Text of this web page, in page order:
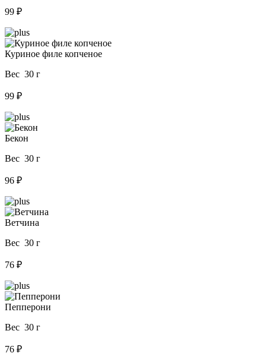
99 ₽
Куриное филе копченое
Вес 30 г
99 ₽
Бекон
Вес 30 г
96 ₽
Ветчина
Вес 30 г
76 ₽
Пепперони
Вес 30 г
76 ₽